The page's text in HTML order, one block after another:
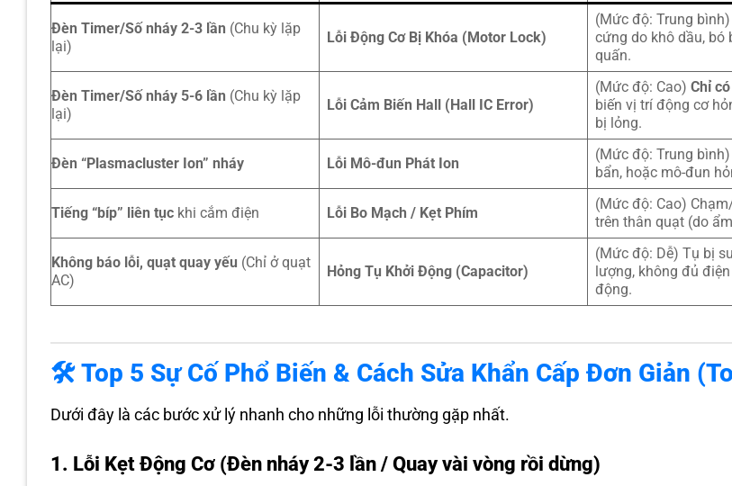
Đèn Timer/Số nháy 2-3 lần (Chu kỳ lặp
lại)
Lỗi Động Cơ Bị Khóa (Motor Lock)
(Mức độ: Trung
cứng do khô dầu, bó
quấn.
Đèn Timer/Số nháy 5-6 lần (Chu kỳ lặp
lại)
Lỗi Cảm Biến Hall (Hall IC Error)
(Mức độ: Cao)Chỉ
biến vị trí động cơ
bị lỏng.
Đèn “Plasmacluster Ion” nháy Lỗi Mô-đun Phát Ion
(Mức độ: Trung
bẩn, hoặc mô-đun
Tiếng “bíp” liên tục khi cắm điện Lỗi Bo Mạch / Kẹt Phím
(Mức độ: Cao)
trên thân quạt (do
Không báo lỗi, quạt quay yếu (Chỉ ở quạt
AC)
Hỏng Tụ Khởi Động (Capacitor)
(Mức độ: Dễ) Tụ bị
lượng, không đủ
động.
🛠️ Top 5 Sự Cố Phổ Biến & Cách Sửa Khẩn Cấp Đơn Giản
Dưới đây là các bước xử lý nhanh cho những lỗi thường gặp nhất.
1. Lỗi Kẹt Động Cơ (Đèn nháy 2-3 lần / Quay vài vòng rồi dừng)